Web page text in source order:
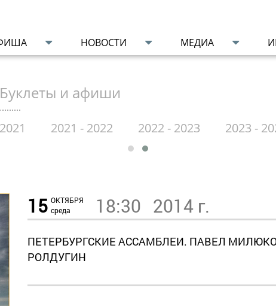
НОВОСТИ МЕДИА
Буклеты и афиши
2021 - 2022 2022 - 2023 2023 -
15 ОКТЯБРЯ
среда
18:30 2014 г.
ПЕТЕРБУРГСКИЕ АССАМБЛЕИ. ПАВЕЛ
РОЛДУГИН